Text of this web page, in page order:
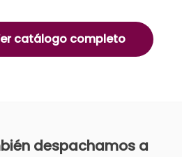
catálogo completo
despachamos a